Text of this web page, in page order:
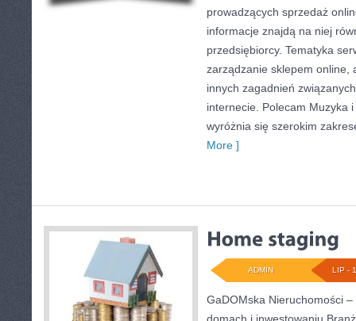
prowadzących sprzedaż
informacje znajdą na niej
przedsiębiorcy. Tematyka
zarządzanie sklepem online,
innych zagadnień
internecie. Polecam Muzyka
wyróżnia się szerokim
More ]
LIP -
ADMIN
GaDOMska Nieruchomości